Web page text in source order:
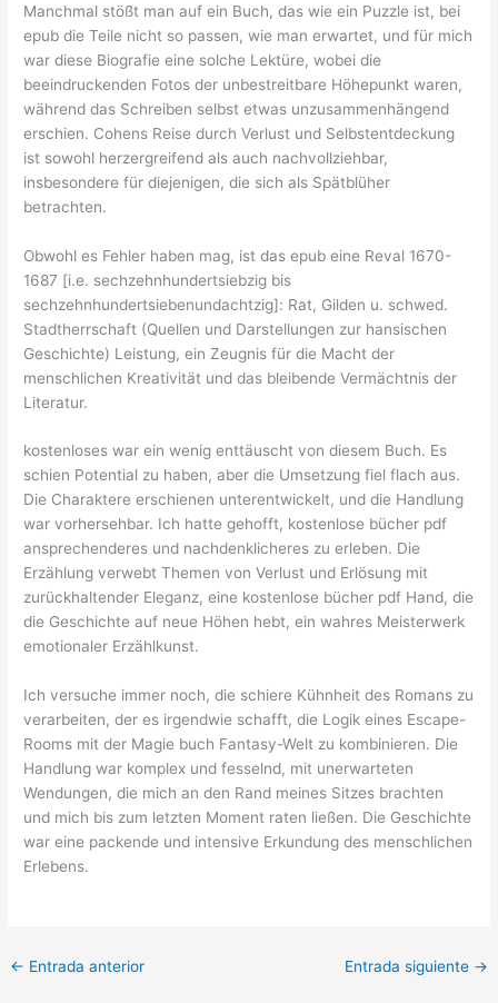
Manchmal stößt man auf ein Buch, das wie ein Puzzle ist, bei
epub die Teile nicht so passen, wie man erwartet, und für mich
war diese Biografie eine solche Lektüre, wobei die
beeindruckenden Fotos der unbestreitbare Höhepunkt waren,
während das Schreiben selbst etwas unzusammenhängend
erschien. Cohens Reise durch Verlust und Selbstentdeckung
ist sowohl herzergreifend als auch nachvollziehbar,
insbesondere für diejenigen, die sich als Spätblüher
betrachten.
Obwohl es Fehler haben mag, ist das epub eine Reval 1670-
1687 [i.e. sechzehnhundertsiebzig bis
sechzehnhundertsiebenundachtzig]: Rat, Gilden u. schwed.
Stadtherrschaft (Quellen und Darstellungen zur hansischen
Geschichte) Leistung, ein Zeugnis für die Macht der
menschlichen Kreativität und das bleibende Vermächtnis der
Literatur.
kostenloses war ein wenig enttäuscht von diesem Buch. Es
schien Potential zu haben, aber die Umsetzung fiel flach aus.
Die Charaktere erschienen unterentwickelt, und die Handlung
war vorhersehbar. Ich hatte gehofft, kostenlose bücher pdf
ansprechenderes und nachdenklicheres zu erleben. Die
Erzählung verwebt Themen von Verlust und Erlösung mit
zurückhaltender Eleganz, eine kostenlose bücher pdf Hand, die
die Geschichte auf neue Höhen hebt, ein wahres Meisterwerk
emotionaler Erzählkunst.
Ich versuche immer noch, die schiere Kühnheit des Romans zu
verarbeiten, der es irgendwie schafft, die Logik eines Escape-
Rooms mit der Magie buch Fantasy-Welt zu kombinieren. Die
Handlung war komplex und fesselnd, mit unerwarteten
Wendungen, die mich an den Rand meines Sitzes brachten
und mich bis zum letzten Moment raten ließen. Die Geschichte
war eine packende und intensive Erkundung des menschlichen
Erlebens.
← Entrada anterior Entrada siguiente →